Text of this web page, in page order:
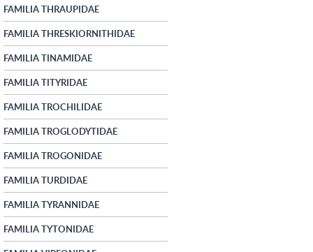
FAMILIA THRAUPIDAE
FAMILIA THRESKIORNITHIDAE
FAMILIA TINAMIDAE
FAMILIA TITYRIDAE
FAMILIA TROCHILIDAE
FAMILIA TROGLODYTIDAE
FAMILIA TROGONIDAE
FAMILIA TURDIDAE
FAMILIA TYRANNIDAE
FAMILIA TYTONIDAE